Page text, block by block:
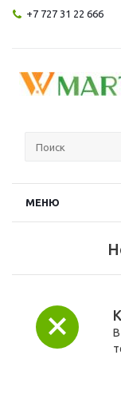
+7 727 31 22 666
МЕНЮ